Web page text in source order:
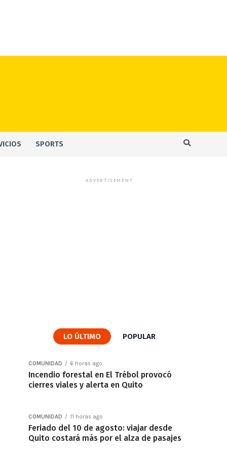
SPORTS
ADVERTISEMENT
LO ÚLTIMO POPULAR
COMUNIDAD 6 horas ago
Incendio forestal en El Trébol provocó
cierres viales y alerta en Quito
COMUNIDAD 11 horas ago
Feriado del 10 de agosto: viajar desde
Quito costará más por el alza de pasajes